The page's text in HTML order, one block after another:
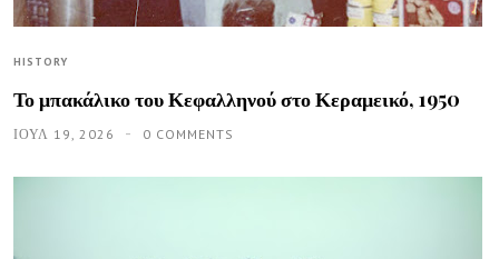
HISTORY
Το μπακάλικο του Κεφαλληνού στο Κεραμεικό, 1950
ΙΟΥΛ 19, 2026 0 COMMENTS